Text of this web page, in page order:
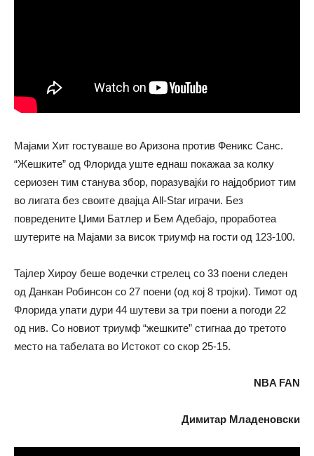
Мајами Хит гостуваше во Аризона против Феникс Санс.
“Жешките” од Флорида уште еднаш покажаа за колку
сериозен тим станува збор, поразувајќи го најдобриот тим
во лигата без своите двајца All-Star играчи. Без
повредените Џими Батлер и Бем Адебајо, проработеа
шутерите на Мајами за висок триумф на гости од 123-100.
Тајлер Хироу беше водечки стрелец со 33 поени следен
од Данкан Робинсон со 27 поени (од кој 8 тројки). Тимот од
Флорида упати дури 44 шутеви за три поени а погоди 22
од нив. Со новиот триумф “жешките” стигнаа до третото
место на табелата во Истокот со скор 25-15.
NBA FAN
Димитар Младеновски